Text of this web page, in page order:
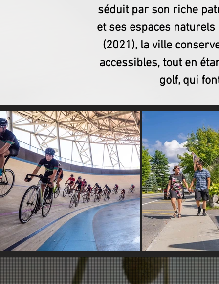
séduit par son riche
et ses espaces
(2021), la ville
accessibles, tout en
golf, qui